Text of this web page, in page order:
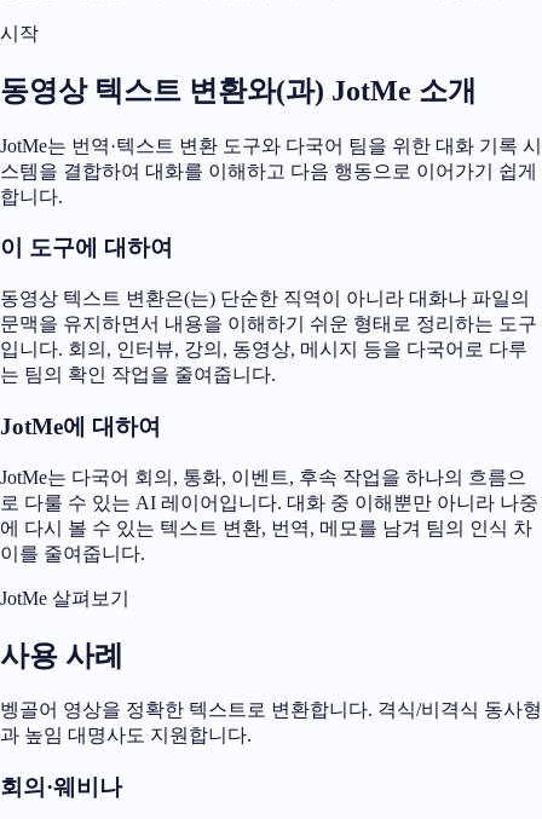
시작
동영상 텍스트 변환와(과) JotMe 소개
JotMe는 번역·텍스트 변환 도구와 다국어 팀을 위한 대화 기록 시
스템을 결합하여 대화를 이해하고 다음 행동으로 이어가기 쉽게
합니다.
이 도구에 대하여
동영상 텍스트 변환은(는) 단순한 직역이 아니라 대화나 파일의
문맥을 유지하면서 내용을 이해하기 쉬운 형태로 정리하는 도구
입니다. 회의, 인터뷰, 강의, 동영상, 메시지 등을 다국어로 다루
는 팀의 확인 작업을 줄여줍니다.
JotMe에 대하여
JotMe는 다국어 회의, 통화, 이벤트, 후속 작업을 하나의 흐름으
로 다룰 수 있는 AI 레이어입니다. 대화 중 이해뿐만 아니라 나중
에 다시 볼 수 있는 텍스트 변환, 번역, 메모를 남겨 팀의 인식 차
이를 줄여줍니다.
JotMe 살펴보기
사용 사례
벵골어 영상을 정확한 텍스트로 변환합니다. 격식/비격식 동사형
과 높임 대명사도 지원합니다.
회의·웨비나